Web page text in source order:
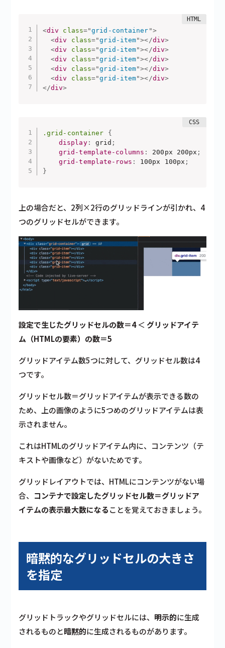
<div class="grid-container ">
<div class="grid-item"></div>
<div class="grid-item"></div>
<div class="grid-item"></div>
<div class="grid-item"></div>
<div class="grid-item"></div>
</div>
.grid-container
{
display: grid ;
grid-template-columns : 200px 200px ;
grid-template-rows : 100px 100px ;
}
上の場合だと、2列×2行のグリッドラインが引かれ、4
つのグリッドセルができます。
設定で生じたグリッドセルの数＝4＜グリッドアイテ
ム（HTMLの要素）の数＝5
グリッドアイテム数5つに対して、グリッドセル数は4
つです。
グリッドセル数＝グリッドアイテムが表示できる数の
ため、上の画像のように5つめのグリッドアイテムは表
示されません。
これはHTMLのグリッドアイテム内に、コンテンツ（テ
キストや画像など）がないためです。
グリッドレイアウトでは、HTMLにコンテンツがない場
合、 コンテナで設定したグリッドセル数＝グリッドア
イテムの表示最大数になることを覚えておきましょう。
暗黙的なグリッドセルの大きさ
を指定
グリッドトラックやグリッドセルには、 明示的に生成
されるものと暗黙的に生成されるものがあります。